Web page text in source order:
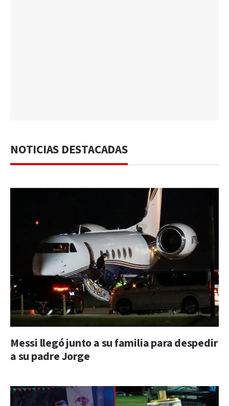
NOTICIAS DESTACADAS
Messi llegó junto a su familia para despedir
a su padre Jorge